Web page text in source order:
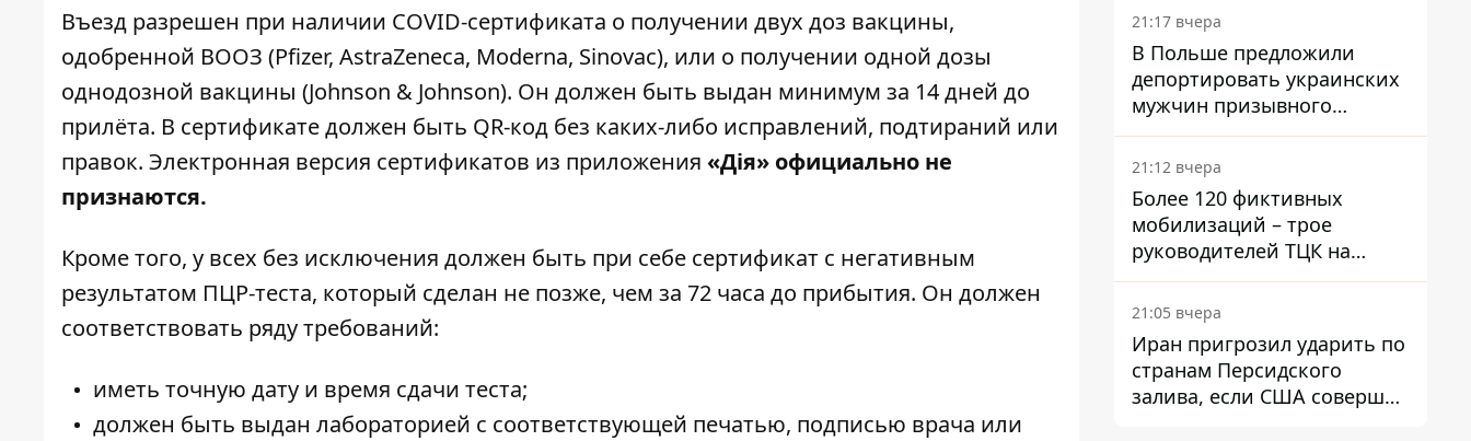
Въезд разрешен при наличии COVID-сертификата о получении двух доз вакцины,
одобренной ВООЗ (Pfizer, AstraZeneca, Moderna, Sinovac), или о получении одной дозы
однодозной вакцины (Johnson & Johnson). Он должен быть выдан минимум за 14 дней до
прилёта. В сертификате должен быть QR-код без каких-либо исправлений, подтираний или
правок. Электронная версия сертификатов из приложения «Дія» официально не
признаются.
Кроме того, у всех без исключения должен быть при себе сертификат с негативным
результатом ПЦР-теста, который сделан не позже, чем за 72 часа до прибытия. Он должен
соответствовать ряду требований:
иметь точную дату и время сдачи теста;
должен быть выдан лабораторией с соответствующей печатью, подписью врача или
21:17 вчера
В Польше предложили
депортировать украинских
мужчин призывного
возраста - кого это может
затронуть
21:12 вчера
Более 120 фиктивных
мобилизаций – трое
руководителей ТЦК на
Волыни и Буковине
получили подозрения за
фейковые отчеты
21:05 вчера
Иран пригрозил ударить по
странам Персидского
залива, если США совершат